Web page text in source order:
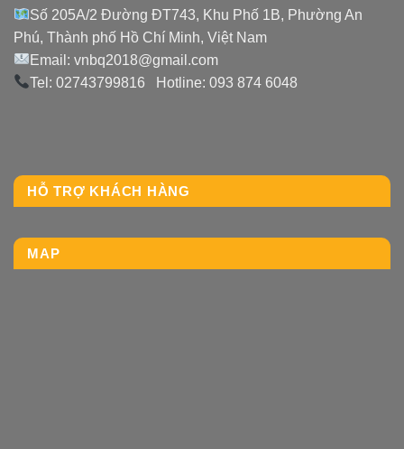
Số 205A/2 Đường ĐT743, Khu Phố 1B, Phường An
Phú, Thành phố Hồ Chí Minh, Việt Nam
Email: vnbq2018@gmail.com
Tel: 02743799816 Hotline: 093 874 6048
HỖ TRỢ KHÁCH HÀNG
MAP